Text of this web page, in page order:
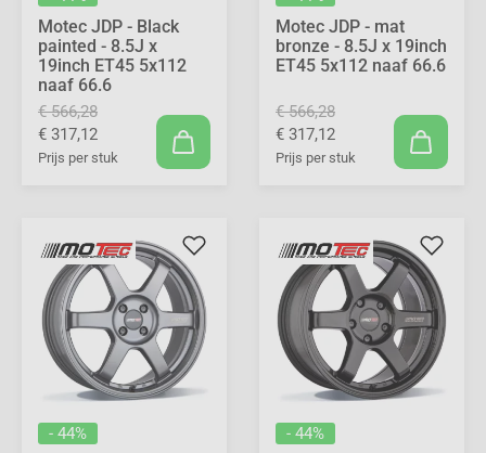
Motec JDP - Black
painted - 8.5J x
19inch ET45 5x112
naaf 66.6
€ 566,28
€ 317,12
Prijs per stuk
Motec JDP - mat
bronze - 8.5J x 19inch
ET45 5x112 naaf 66.6
€ 566,28
€ 317,12
Prijs per stuk
- 44% - 44%